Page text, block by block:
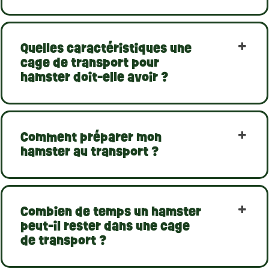
Quelles caractéristiques une
cage de transport pour
hamster doit-elle avoir ?
Comment préparer mon
hamster au transport ?
Combien de temps un hamster
peut-il rester dans une cage
de transport ?